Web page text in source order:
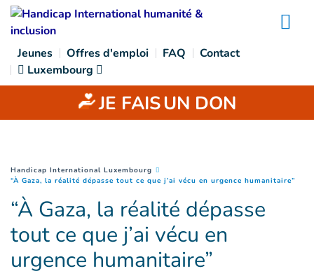
Goto main content
Jeunes Offres d'emploi FAQ
Contact
Luxembourg
JE FAISUN DON
You are here :
Handicap International Luxembourg
“À Gaza, la réalité dépasse tout ce que j’ai vécu en urgence humanitaire”
“À Gaza, la réalité dépasse
tout ce que j’ai vécu en
urgence humanitaire”